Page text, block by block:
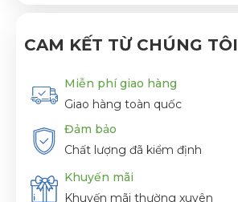
CAM KẾT TỪ CHÚNG TÔI
Miễn phí giao hàng
Giao hàng toàn quốc
Đảm bảo
Chất lượng đã kiểm định
Khuyến mãi
Khuyến mãi thường xuyên